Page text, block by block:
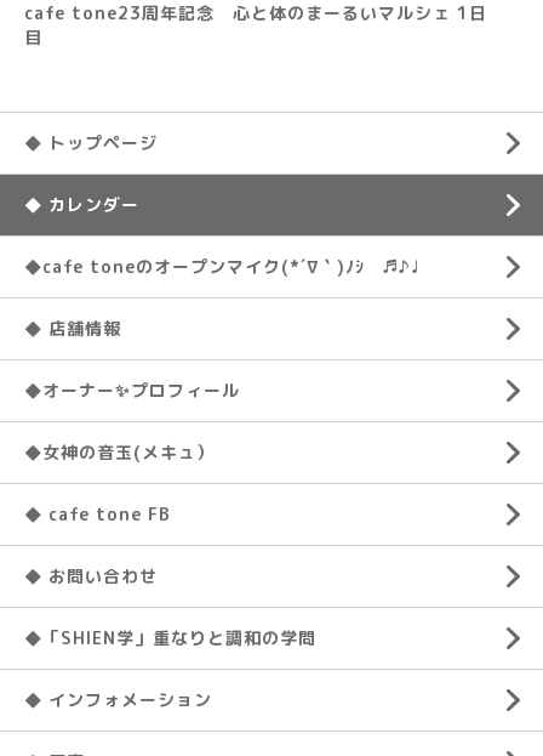
cafe tone23周年記念 心と体のまーるいマルシェ 1日
目
◆ トップページ
◆ カレンダー
◆cafe toneのオープンマイク(*´∇｀)ﾉｼ ♬♪♩
◆ 店舗情報
◆オーナー✨プロフィール
◆女神の音玉(メキュ）
◆ cafe tone FB
◆ お問い合わせ
◆「SHIEN学」重なりと調和の学問
◆ インフォメーション